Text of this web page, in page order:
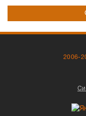
2006-